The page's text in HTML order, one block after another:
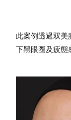
此案例透過双美
下黑眼圈及疲態